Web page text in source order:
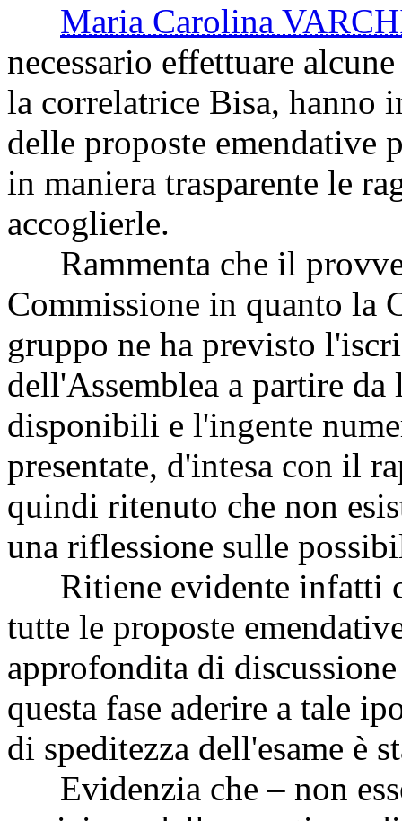
Maria Carolina
necessario effettuare
la correlatrice Bisa, hanno
delle proposte emendative
in maniera trasparente le
accoglierle.
Rammenta che il
Commissione in quanto la
gruppo ne ha previsto
dell'Assemblea a partire
disponibili e l'ingente
presentate, d'intesa con il
quindi ritenuto che non
una riflessione sulle
Ritiene evidente infatti
tutte le proposte
approfondita di
questa fase aderire a tale
di speditezza dell'esame è
Evidenzia che – non